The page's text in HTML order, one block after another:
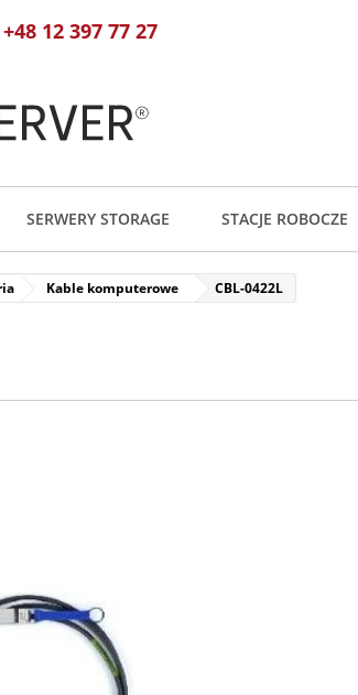
+48 12 397 77 27
SERWERY STORAGE STACJE ROBOCZE
Kable komputerowe CBL-0422L